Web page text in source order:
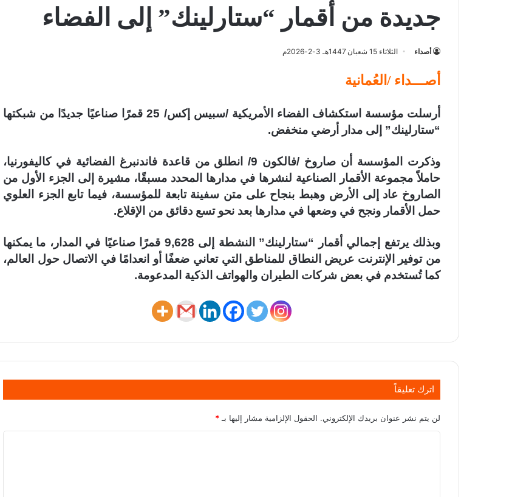
جديدة من أقمار “ستارلينك” إلى الفضاء
أصداء الثلاثاء 15 شعبان 1447هـ 3-2-2026م
أصـــداء /العُمانية
أرسلت مؤسسة استكشاف الفضاء الأمريكية /سبيس إكس/ 25 قمرًا صناعيًا جديدًا من شبكتها
“ستارلينك” إلى مدار أرضي منخفض.
وذكرت المؤسسة أن صاروخ /فالكون 9/ انطلق من قاعدة فاندنبرغ الفضائية في كاليفورنيا،
حاملاً مجموعة الأقمار الصناعية لنشرها في مدارها المحدد مسبقًا، مشيرة إلى الجزء الأول من
الصاروخ عاد إلى الأرض وهبط بنجاح على متن سفينة تابعة للمؤسسة، فيما تابع الجزء العلوي
حمل الأقمار ونجح في وضعها في مدارها بعد نحو تسع دقائق من الإقلاع.
وبذلك يرتفع إجمالي أقمار “ستارلينك” النشطة إلى 9,628 قمرًا صناعيًا في المدار، ما يمكنها
من توفير الإنترنت عريض النطاق للمناطق التي تعاني ضعفًا أو انعدامًا في الاتصال حول العالم،
كما تُستخدم في بعض شركات الطيران والهواتف الذكية المدعومة.
اترك تعليقاً
لن يتم نشر عنوان بريدك الإلكتروني. الحقول الإلزامية مشار إليها بـ*